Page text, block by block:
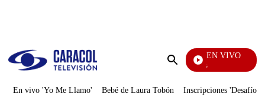
Enviar
EN VIVO
También Caerás
En vivo 'Yo Me Llamo' Bebé de Laura Tobón Inscripciones 'Desafío'